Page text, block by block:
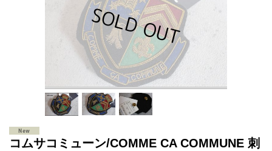
コムサコミューン/COMME CA COMMUNE 刺